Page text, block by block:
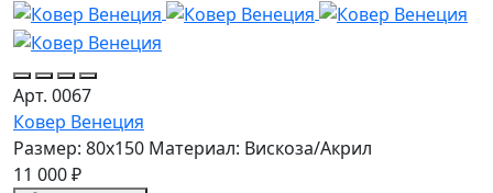
Арт. 0067
Ковер Венеция
Размер: 80x150 Материал: Вискоза/Акрил
11 000 ₽